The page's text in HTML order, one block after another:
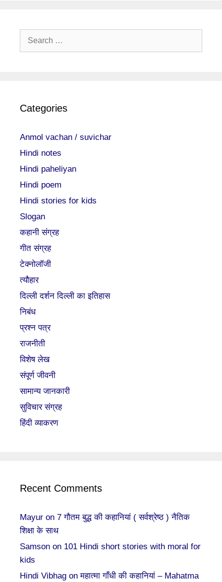
Search
Categories
Anmol vachan / suvichar
Hindi notes
Hindi paheliyan
Hindi poem
Hindi stories for kids
Slogan
कहानी संग्रह
गीत संग्रह
टेक्नोलॉजी
त्यौहार
दिल्ली दर्शन दिल्ली का इतिहास
निबंध
प्रश्न पत्र
राजनीती
विशेष लेख
संपूर्ण जीवनी
सामान्य जानकारी
सुविचार संग्रह
हिंदी व्याकरण
Recent Comments
Mayur on 7 गौतम बुद्ध की कहानियां ( सर्वश्रेष्ठ ) नैतिक
शिक्षा के साथ
Samson on 101 Hindi short stories with moral for
kids
Hindi Vibhag onमहात्मा गाँधी की कहानियां – Mahatma